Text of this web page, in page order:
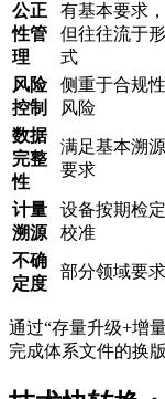
公正
性管
理
有基本要求，
但往往流于形
式
风险
控制
侧重于合规性
风险
数据
完整
性
满足基本溯源
要求
计量
溯源
设备按期检
校准
不确
定度
部分领域要求
通过“存量升级+增
完成体系文件的换